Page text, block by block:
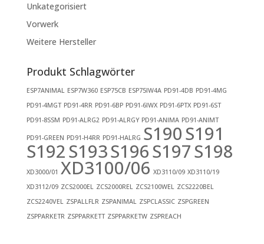
Unkategorisiert
Vorwerk
Weitere Hersteller
Produkt Schlagwörter
ESP7ANIMAL ESP7W360 ESP75CB ESP75IW4A PD91-4DB PD91-4MG
PD91-4MGT PD91-4RR PD91-6BP PD91-6IWX PD91-6PTX PD91-6ST
PD91-8SSM PD91-ALRG2 PD91-ALRGY PD91-ANIMA PD91-ANIMT
PD91-GREEN PD91-H4RR PD91-HALRG S190S191
S192S193S196S197S198
XD3000/01 XD3100/06 XD3110/09 XD3110/19
XD3112/09 ZCS2000EL ZCS2000REL ZCS2100WEL ZCS2220BEL
ZCS2240VEL ZSPALLFLR ZSPANIMAL ZSPCLASSIC ZSPGREEN
ZSPPARKETR ZSPPARKETT ZSPPARKETW ZSPREACH